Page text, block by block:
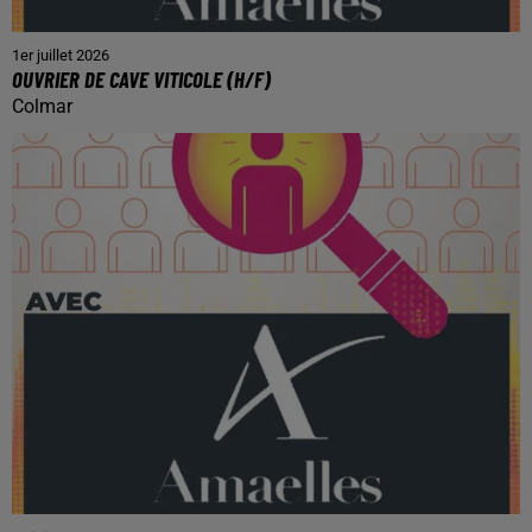
1er juillet 2026
OUVRIER DE CAVE VITICOLE (H/F)
Colmar